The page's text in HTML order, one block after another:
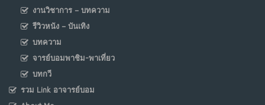
งานวิชาการ – บทความ
รีวิวหนัง – บันเทิง
บทความ
จารย์บอมพาชิม-พาเที่ยว
บทกวี
รวม Link อาจารย์บอม